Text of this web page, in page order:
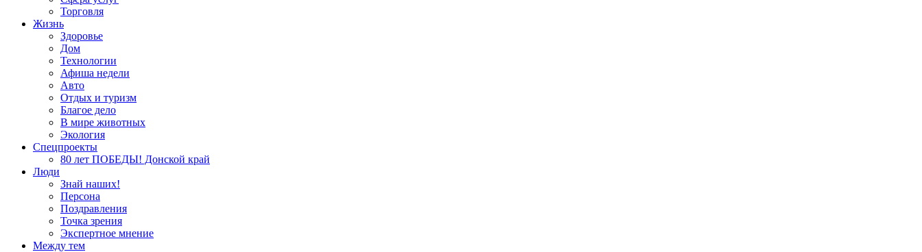
Торговля
Жизнь
Здоровье
Дом
Технологии
Афиша недели
Авто
Отдых и туризм
Благое дело
В мире животных
Экология
Спецпроекты
80 лет ПОБЕДЫ! Донской край
Люди
Знай наших!
Персона
Поздравления
Точка зрения
Экспертное мнение
Между тем